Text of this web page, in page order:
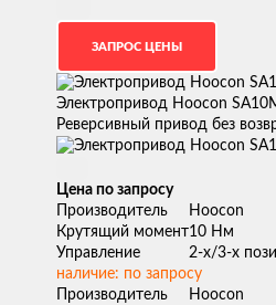
Электропривод Hoocon
Реверсивный привод без
Цена по запросу
Производитель
Hoocon
Крутящий момент10 Нм
Управление
2-х/3-х
наличие: по запросу
Производитель
Hoocon